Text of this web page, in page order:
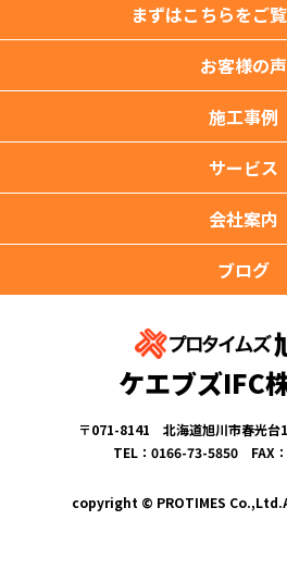
まずはこちらをご
お客様の声
施工事例
サービス
会社案内
ブログ
ケエブズIFC
〒071-8141 北海道旭川市春光台
TEL：0166-73-5850 FAX
copyright © PROTIMES